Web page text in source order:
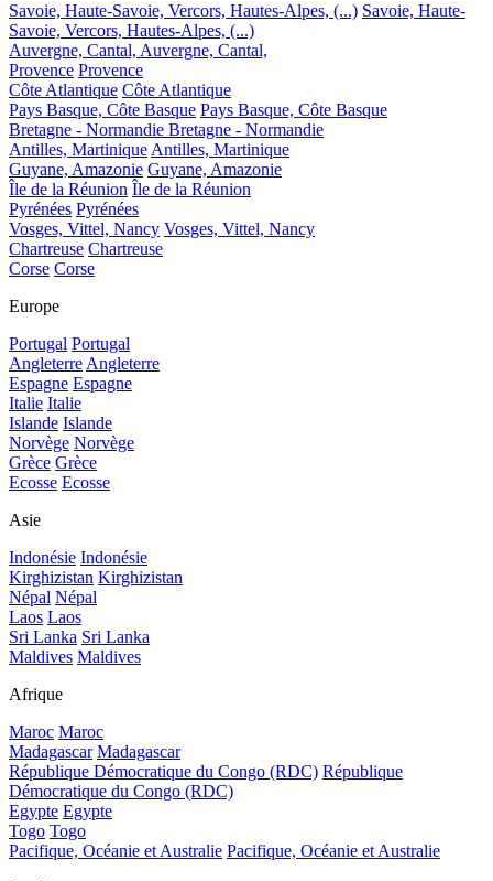
Savoie, Haute-Savoie, Vercors, Hautes-Alpes, (...) Savoie, Haute-
Savoie, Vercors, Hautes-Alpes, (...)
Auvergne, Cantal, Auvergne, Cantal,
Provence Provence
Côte Atlantique Côte Atlantique
Pays Basque, Côte Basque Pays Basque, Côte Basque
Bretagne - Normandie Bretagne - Normandie
Antilles, MartiniqueAntilles, Martinique
Guyane, Amazonie Guyane, Amazonie
Île de la Réunion Île de la Réunion
Pyrénées Pyrénées
Vosges, Vittel, Nancy Vosges, Vittel, Nancy
Chartreuse Chartreuse
Corse Corse
Europe
Portugal Portugal
AngleterreAngleterre
Espagne Espagne
Italie Italie
Islande Islande
Norvège Norvège
Grèce Grèce
Ecosse Ecosse
Asie
Indonésie Indonésie
Kirghizistan Kirghizistan
Népal Népal
Laos Laos
Sri Lanka Sri Lanka
Maldives Maldives
Afrique
Maroc Maroc
Madagascar Madagascar
République Démocratique du Congo (RDC) République
Démocratique du Congo (RDC)
Egypte Egypte
Togo Togo
Pacifique, Océanie et Australie Pacifique, Océanie et Australie